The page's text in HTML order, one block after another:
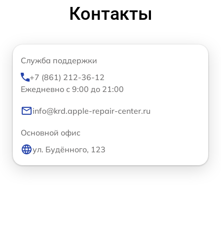
Контакты
Служба поддержки
+7 (861) 212-36-12
Ежедневно с 9:00 до 21:00
info@krd.apple-repair-center.ru
Основной офис
ул. Будённого, 123